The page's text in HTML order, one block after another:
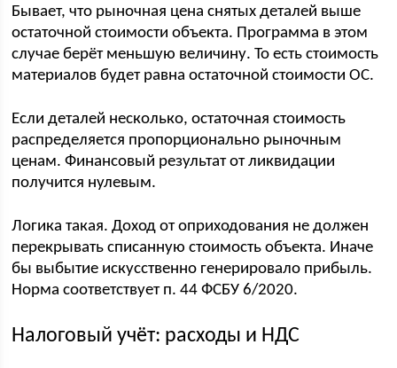
Бывает, что рыночная цена снятых деталей выше
остаточной стоимости объекта. Программа в этом
случае берёт меньшую величину. То есть стоимость
материалов будет равна остаточной стоимости ОС.
Если деталей несколько, остаточная стоимость
распределяется пропорционально рыночным
ценам. Финансовый результат от ликвидации
получится нулевым.
Логика такая. Доход от оприходования не должен
перекрывать списанную стоимость объекта. Иначе
бы выбытие искусственно генерировало прибыль.
Норма соответствует п. 44 ФСБУ 6/2020.
Налоговый учёт: расходы и НДС